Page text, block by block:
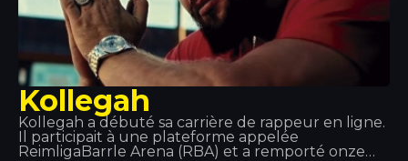
Kollegah
Kollegah a débuté sa carrière de rappeur en ligne.
Il participait à une plateforme appelée
ReimligaBarrle Arena (RBA) et a remporté onze